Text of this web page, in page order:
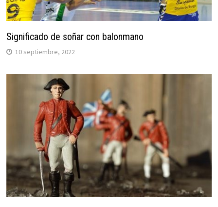
Significado de soñar con balonmano
10 septiembre, 2022